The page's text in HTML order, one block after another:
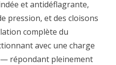
et antidéflagrante,
pression, et des cloisons
complète du
avec une charge
répondant pleinement